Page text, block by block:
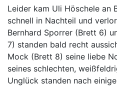
Leider kam Uli Höschele an
schnell in Nachteil und
Bernhard Sporrer (Brett 6)
7) standen bald recht
Mock (Brett 8) seine liebe
seines schlechten,
Unglück standen nach